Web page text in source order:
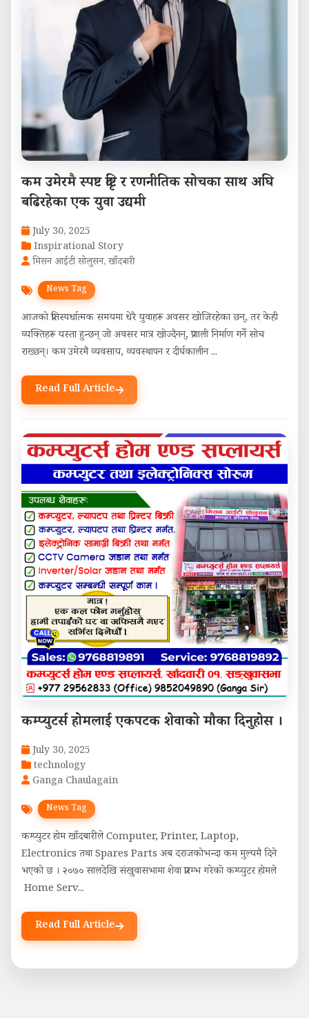
कम उमेरमै स्पष्ट दृष्टि र रणनीतिक सोचका साथ अघि
बढिरहेका एक युवा उद्यमी
July 30, 2025
Inspirational Story
मिसन आईटी सोलुसन, खाँदबारी
News Tag
आजको प्रतिस्पर्धात्मक समयमा धेरै युवाहरू अवसर खोजिरहेका छन्, तर केही
व्यक्तिहरू यस्ता हुन्छन् जो अवसर मात्र खोज्दैनन्, प्रणाली निर्माण गर्ने सोच
राख्छन्। कम उमेरमै व्यवसाय, व्यवस्थापन र दीर्घकालीन ...
Read Full Article
कम्प्युटर्स होमलाई एकपटक शेवाको मौका दिनुहोस ।
July 30, 2025
technology
Ganga Chaulagain
News Tag
कम्प्युटर होम खाँदबारीले Computer, Printer, Laptop,
Electronics तथा Spares Parts अब दराजकोभन्दा कम मुल्यमै दिने
भएको छ । २०७० सालदेखि संखुवासभामा शेवा प्रारम्भ गरेको कम्प्युटर होमले
Home Serv...
Read Full Article